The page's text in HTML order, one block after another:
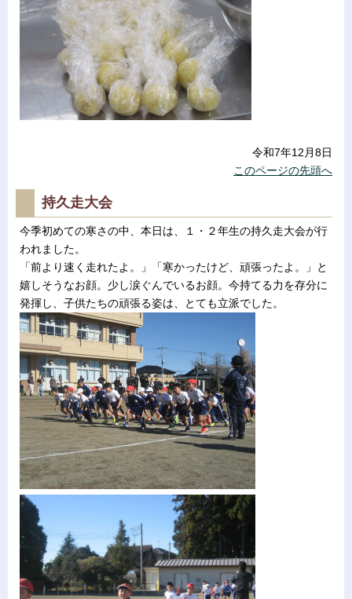
令和7年12月8日
このページの先頭へ
持久走大会
今季初めての寒さの中、本日は、１・２年生の持久走大会が行
われました。
「前より速く走れたよ。」「寒かったけど、頑張ったよ。」と
嬉しそうなお顔。少し涙ぐんでいるお顔。今持てる力を存分に
発揮し、子供たちの頑張る姿は、とても立派でした。